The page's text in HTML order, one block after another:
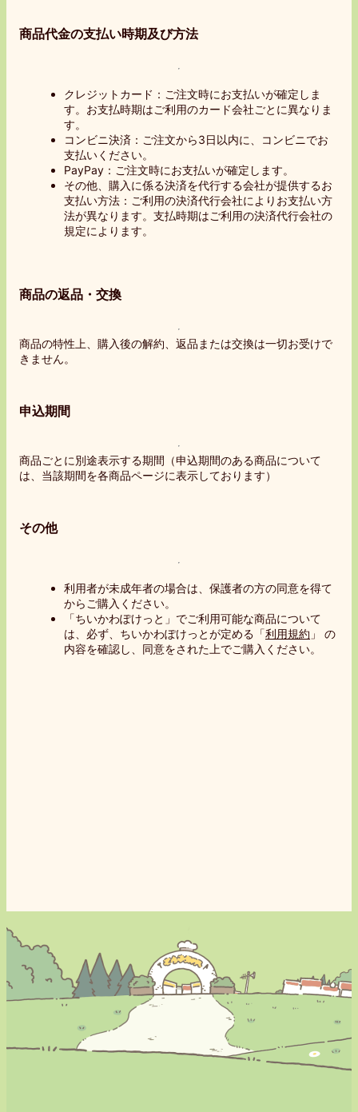
商品代金の支払い時期及び方法
クレジットカード：ご注文時にお支払いが確定しま
す。お支払時期はご利用のカード会社ごとに異なりま
す。
コンビニ決済：ご注文から3日以内に、コンビニでお
支払いください。
PayPay：ご注文時にお支払いが確定します。
その他、購入に係る決済を代行する会社が提供するお
支払い方法：ご利用の決済代行会社によりお支払い方
法が異なります。支払時期はご利用の決済代行会社の
規定によります。
商品の返品・交換
商品の特性上、購入後の解約、返品または交換は一切お受けで
きません。
申込期間
商品ごとに別途表示する期間（申込期間のある商品について
は、当該期間を各商品ページに表示しております）
その他
利用者が未成年者の場合は、保護者の方の同意を得て
からご購入ください。
「ちいかわぽけっと」でご利用可能な商品について
は、必ず、ちいかわぽけっとが定める「利用規約 」 の
内容を確認し、同意をされた上でご購入ください。